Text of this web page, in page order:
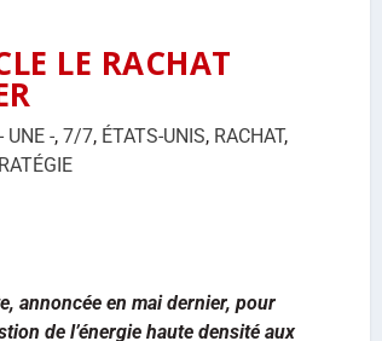
LE RACHAT
- UNE -,7/7, ÉTATS-UNIS, RACHAT,
annoncée en mai dernier, pour
de l’énergie haute densité aux